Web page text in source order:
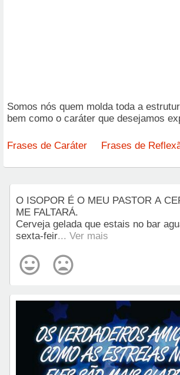
Somos nós quem molda toda a
bem como o caráter que desejamos
Frases de Caráter Frases de
O ISOPOR É O MEU PASTOR A
ME FALTARÁ.
Cerveja gelada que estais no bar
sexta-feir... Ver mais